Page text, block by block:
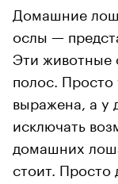
Домашние
ослы —
Эти животные
полос.
выражена, а у
исключать
домашних
стоит. Просто